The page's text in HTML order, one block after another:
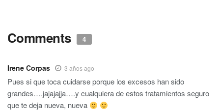
Comments 4
Irene Corpas 3 años ago
Pues si que toca cuidarse porque los excesos han sido
grandes….jajajajja….y cualquiera de estos tratamientos seguro
que te deja nueva, nueva